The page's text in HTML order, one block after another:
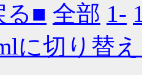
る■ 全部 1-
に切り替